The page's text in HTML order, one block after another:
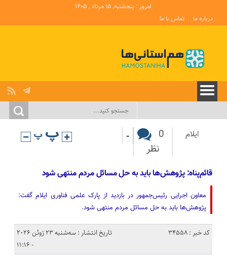
امروز : پنجشنبه, ۱۵ مرداد , ۱۴۰۵
درباره ما
تماس با ما
ایلام
0
نظر
-
قائم‌پناه: پژوهش‌ها باید به حل مسائل مردم منتهی شود
معاون اجرایی رئیس‌جمهور در بازدید از پارک علمی فناوری ایلام گفت:
پژوهش‌ها باید به حل مسائل مردم منتهی شود.
کد خبر : 34558
تاریخ انتشار : سه‌شنبه 23 ژوئن 2026
- 11:16